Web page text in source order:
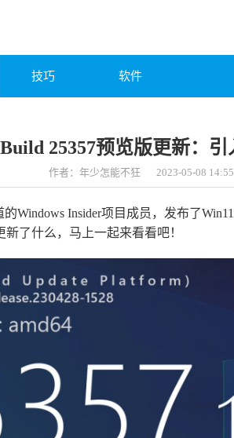
技巧 软件
25357预览版更新：
作者：年少怎能不狂 2023-05-08 14:55
Windows Insider项目成员，发布了
了什么，马上一起来看看吧！